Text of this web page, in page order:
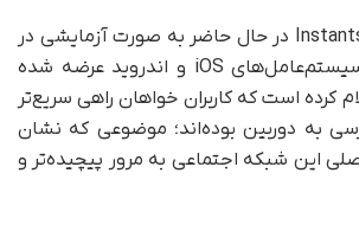
اپلیکیشن مستقل Instants در حال حاضر به‌ صورت آزمایشی در
برخی کشورها برای سیستم‌عامل‌های iOS و اندروید عرضه شده
کرده است که کاربران خواهان راهی سریع‌تر
به دوربین بوده‌اند؛ موضوعی که نشان
این شبکه اجتماعی به‌ مرور پیچیده‌تر و